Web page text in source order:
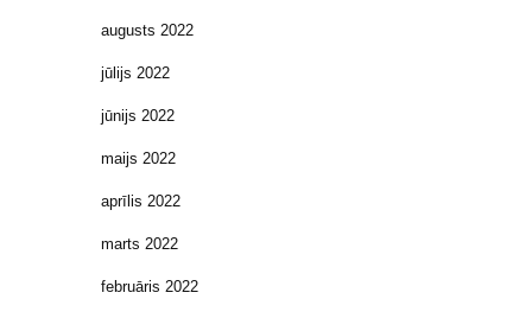
augusts 2022
jūlijs 2022
jūnijs 2022
maijs 2022
aprīlis 2022
marts 2022
februāris 2022